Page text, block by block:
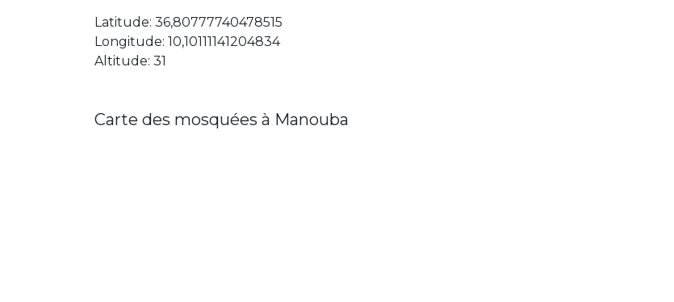
Latitude: 36,80777740478515
Longitude: 10,10111141204834
Altitude: 31
Carte des mosquées à Manouba